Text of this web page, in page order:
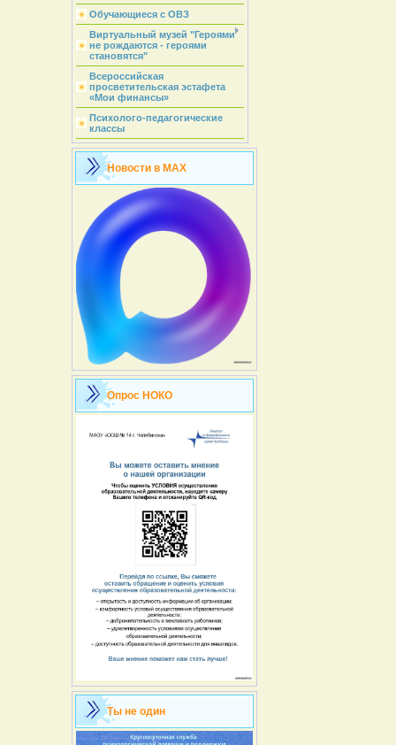
Обучающиеся с ОВЗ
Виртуальный музей "Героями
не рождаются - героями
становятся"
Всероссийская
просветительская эстафета
«Мои финансы»
Психолого-педагогические
классы
Новости в MAX
Опрос НОКО
Ты не один